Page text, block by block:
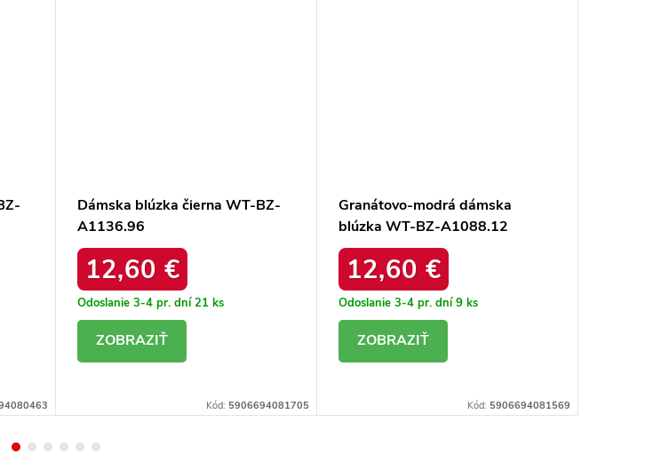
Dámska blúzka čierna WT-BZ-
A1136.96
12,60 €
Odoslanie 3-4 pr. dní21 ks
Kód: 5906694081705
Granátovo-modrá dámska
blúzka WT-BZ-A1088.12
12,60 €
Odoslanie 3-4 pr. dní9 ks
Kód: 5906694081569